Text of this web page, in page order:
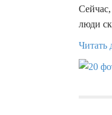
люди
Читать